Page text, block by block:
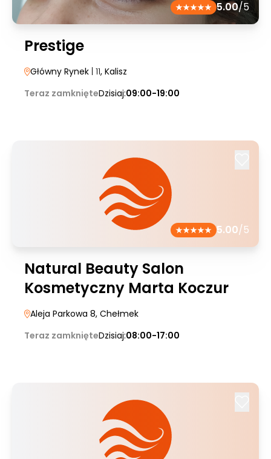
5.00/5
Prestige
Główny Rynek | 11, Kalisz
Teraz zamknięteDzisiaj:09:00-19:00
5.00/5
Natural Beauty Salon
Kosmetyczny Marta Koczur
Aleja Parkowa 8, Chełmek
Teraz zamknięteDzisiaj:08:00-17:00